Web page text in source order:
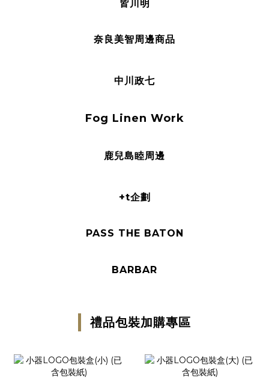
皆川明
奈良美智周邊商品
中川政七
Fog Linen Work
鹿兒島睦周邊
+t企劃
PASS THE BATON
BARBAR
禮品包裝加購專區